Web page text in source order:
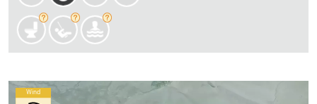
Wind